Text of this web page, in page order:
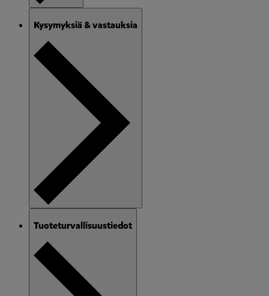
Kysymyksiä & vastauksia
Tuoteturvallisuustiedot